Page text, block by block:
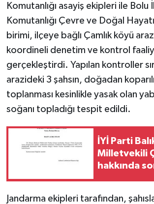
Komutanlığı asayiş ekipleri ile Bolu
Komutanlığı Çevre ve Doğal
birimi, ilçeye bağlı Çamlık köyü
koordineli denetim ve kontrol
gerçekleştirdi. Yapılan kontroller
arazideki 3 şahsın, doğadan
toplanması kesinlikle yasak olan
soğanı topladığı tespit edildi.
İYİ Parti
Milletvekili
hakkında
Jandarma ekipleri tarafından,